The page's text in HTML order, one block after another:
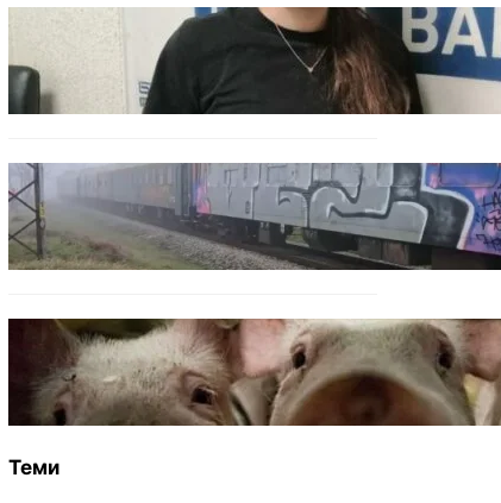
ОБЩЕСТВО
Варненска ученичка
създаде интерактивна
карта за сигнали за
проблеми с боклука
ОБЩЕСТВО
Бързият влак София –
Варна блъсна и уби жена
край гара Бутово
БЪЛГАРИЯ
БАБХ регистрира огнище
на африканска чума по
свинете в стопанство край
Варна
Теми